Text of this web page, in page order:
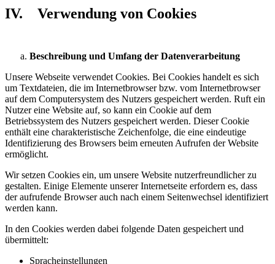
IV. Verwendung von Cookies
Beschreibung und Umfang der Datenverarbeitung
Unsere Webseite verwendet Cookies. Bei Cookies handelt es sich
um Textdateien, die im Internetbrowser bzw. vom Internetbrowser
auf dem Computersystem des Nutzers gespeichert werden. Ruft ein
Nutzer eine Website auf, so kann ein Cookie auf dem
Betriebssystem des Nutzers gespeichert werden. Dieser Cookie
enthält eine charakteristische Zeichenfolge, die eine eindeutige
Identifizierung des Browsers beim erneuten Aufrufen der Website
ermöglicht.
Wir setzen Cookies ein, um unsere Website nutzerfreundlicher zu
gestalten. Einige Elemente unserer Internetseite erfordern es, dass
der aufrufende Browser auch nach einem Seitenwechsel identifiziert
werden kann.
In den Cookies werden dabei folgende Daten gespeichert und
übermittelt:
Spracheinstellungen